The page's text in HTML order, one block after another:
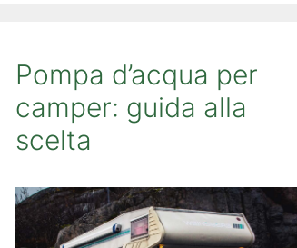
Pompa d’acqua per
camper: guida alla
scelta